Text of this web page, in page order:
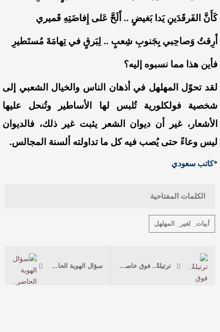
كَأَنَّ الفَرقَدَينِيَدا بَغيضٍ .. أَلَحَّ عَلى إِفاضَتِهِ قَميري
أَرِقتُ وَصاحِبي بِجَنوبِ شِعبٍ .. لِبَرقٍ في تِهامَةَ مُستَطيرِ
فأين هذا مما نسبوه إليه؟
لقد تحوّل المهلهل في أذهان الناس والخيال الشعبي إلى
شخصية فولكلورية تُلبس لها الأساطير وتُنحل عليها
الأشعار، غير أن ديوان الشعر يثبت غير ذلك، فالديوان
ليس وعاءً حتى يُصب فيه كل ما تداولته ألسنة المجالس.
*كاتب سعودي
الكلمات المفتاحية
أبيات_ لغير_ المهلهل
ترتيلةٌ.. فوق خاصرة السَّحاب سؤال الهوية الحاضر.. من نكون بعيدًا عن الامتياز؟